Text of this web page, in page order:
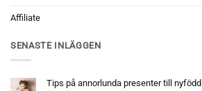
Affiliate
SENASTE INLÄGGEN
Tips på annorlunda presenter till nyfödd